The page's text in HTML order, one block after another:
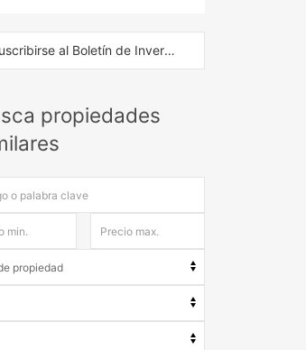
Suscribirse al Boletín de Inversión
propiedades